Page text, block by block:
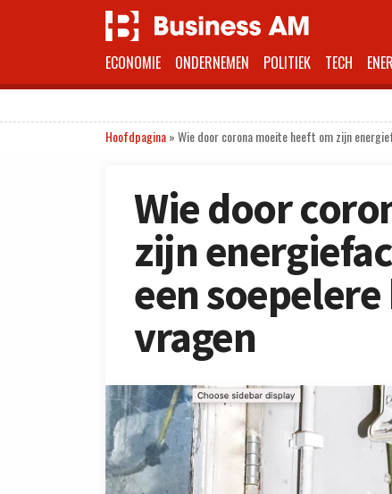
ECONOMIE ONDERNEMEN POLITIEK TECH
Hoofdpagina»Wie door corona moeite heeft om zijn
Wie door
zijn
een
vragen